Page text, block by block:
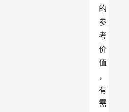
的
参
考
价
值
，
有
需